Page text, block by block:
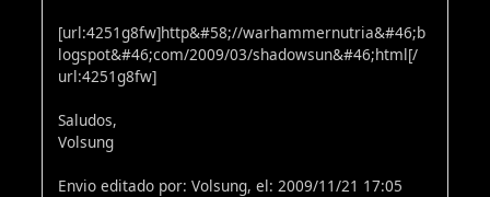
[url:4251g8fw]http&#58;//warhammernutria&#46;b
logspot&#46;com/2009/03/shadowsun&#46;html[/
url:4251g8fw]
Saludos,
Volsung
Envio editado por: Volsung, el: 2009/11/21 17:05